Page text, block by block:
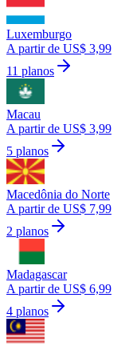
Luxemburgo
A partir de US$ 3,99
11 planos
Macau
A partir de US$ 3,99
5 planos
Macedônia do Norte
A partir de US$ 7,99
2 planos
Madagascar
A partir de US$ 6,99
4 planos